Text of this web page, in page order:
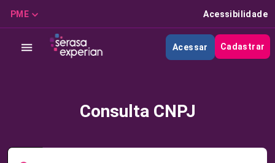
PME Acessibilidade
Acessar Cadastrar
Consulta CNPJ